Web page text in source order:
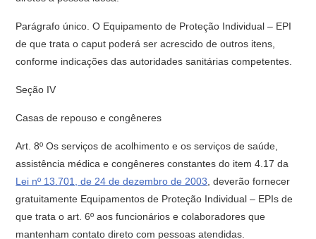
Parágrafo único. O Equipamento de Proteção Individual – EPI
de que trata o caput poderá ser acrescido de outros itens,
conforme indicações das autoridades sanitárias competentes.
Seção IV
Casas de repouso e congêneres
Art. 8º Os serviços de acolhimento e os serviços de saúde,
assistência médica e congêneres constantes do item 4.17 da
Lei nº 13.701, de 24 de dezembro de 2003 , deverão fornecer
gratuitamente Equipamentos de Proteção Individual – EPIs de
que trata o art. 6º aos funcionários e colaboradores que
mantenham contato direto com pessoas atendidas.